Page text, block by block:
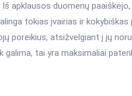
apklausos duomenų
tokias įvairias ir
poreikius, atsižvelgiant į jų
galima, tai yra maksimaliai